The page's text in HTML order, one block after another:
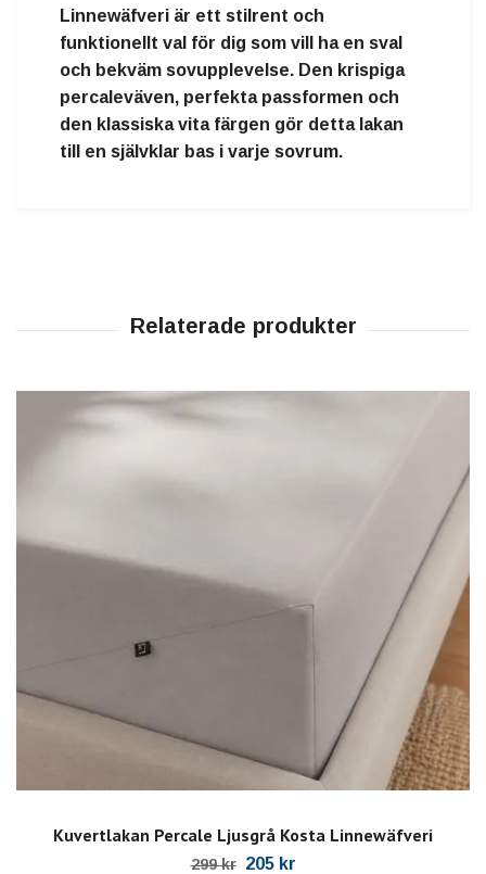
Linnewäfveri är ett stilrent och
funktionellt val för dig som vill ha en sval
och bekväm sovupplevelse. Den krispiga
percaleväven, perfekta passformen och
den klassiska vita färgen gör detta lakan
till en självklar bas i varje sovrum.
Kuvertlakan Percale Ljusgrå Kosta Linnewäfveri
299 kr 205 kr